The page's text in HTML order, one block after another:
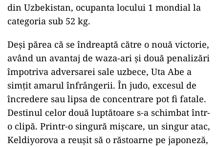
din Uzbekistan, ocupanta locului 1 mondial la
categoria sub 52 kg.
Deși părea că se îndreaptă către o nouă victorie,
având un avantaj de waza-ari și două penalizări
împotriva adversarei sale uzbece, Uta Abe a
simțit amarul înfrângerii. În judo, excesul de
încredere sau lipsa de concentrare pot fi fatale.
Destinul celor două luptătoare s-a schimbat într-
o clipă. Printr-o singură mișcare, un singur atac,
Keldiyorova a reușit să o răstoarne pe japoneză,